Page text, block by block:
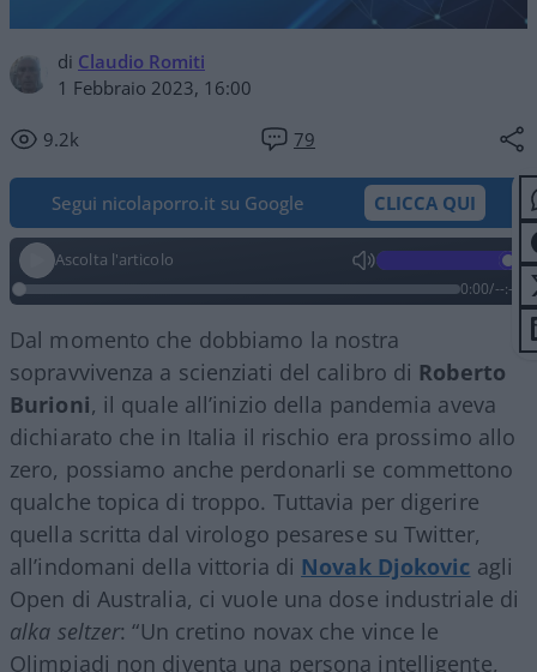
di Claudio Romiti
1 Febbraio 2023, 16:00
9.2k 79
Segui nicolaporro.it su Google CLICCA QUI
Ascolta l'articolo
0:00/--:--
Dal momento che dobbiamo la nostra
sopravvivenza a scienziati del calibro di Roberto
Burioni, il quale all’inizio della pandemia aveva
dichiarato che in Italia il rischio era prossimo allo
zero, possiamo anche perdonarli se commettono
qualche topica di troppo. Tuttavia per digerire
quella scritta dal virologo pesarese su Twitter,
all’indomani della vittoria di Novak Djokovic agli
Open di Australia, ci vuole una dose industriale di
alka seltzer: “Un cretino novax che vince le
Olimpiadi non diventa una persona intelligente,